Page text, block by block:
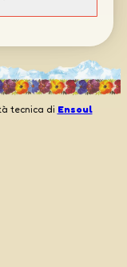
tecnica di Ensoul